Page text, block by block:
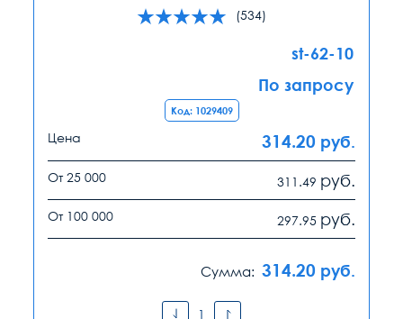
(534)
st-62-10
По запросу
Код: 1029409
Цена 314.20 руб.
От 25 000 311.49 руб.
От 100 000 297.95 руб.
Сумма: 314.20 руб.